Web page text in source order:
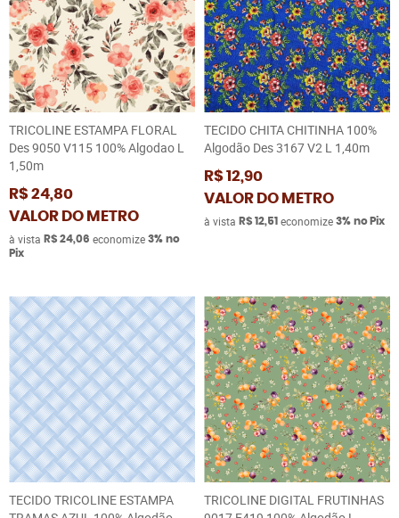
TRICOLINE ESTAMPA FLORAL
Des 9050 V115 100% Algodao L
1,50m
R$ 24,80
VALOR DO METRO
à vista R$ 24,06 economize 3% no
Pix
TECIDO CHITA CHITINHA 100%
Algodão Des 3167 V2 L 1,40m
R$ 12,90
VALOR DO METRO
à vista R$ 12,51 economize 3% no Pix
TECIDO TRICOLINE ESTAMPA
TRICOLINE DIGITAL FRUTINHAS